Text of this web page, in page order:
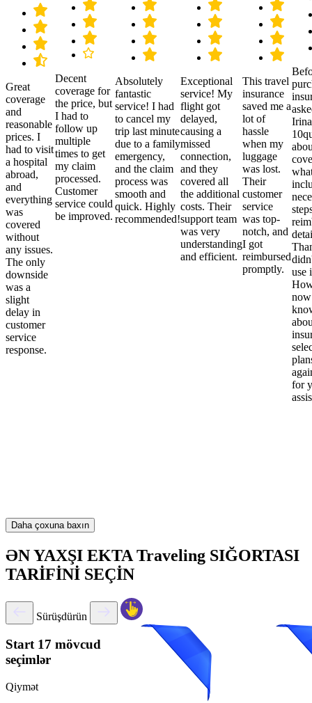
Great
coverage
and
reasonable
prices. I
had to visit
a hospital
abroad,
and
everything
was
covered
without
any issues.
The only
downside
was a
slight
delay in
customer
service
response.
Decent
coverage for
the price, but
I had to
follow up
multiple
times to get
my claim
processed.
Customer
service could
be improved.
Absolutely
fantastic
service! I had
to cancel my
trip last minute
due to a family
emergency,
and the claim
process was
smooth and
quick. Highly
recommended!
Exceptional
service! My
flight got
delayed,
causing a
missed
connection,
and they
covered all
the additional
costs. Their
support team
was very
understanding
and efficient.
This travel
insurance
saved me a
lot of
hassle
when my
luggage
was lost.
Their
customer
service
was top-
notch, and
I got
reimbursed
promptly.
use
for
Daha çoxuna baxın
ƏN YAXŞI EKTA Traveling SIĞORTASI
TARİFİNİ SEÇİN
Sürüşdürün
Start 17 mövcud
seçimlər
Qiymət